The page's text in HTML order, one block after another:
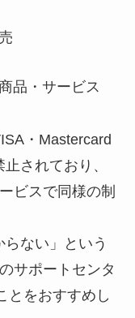
品・サービス
・Mastercard
されており、
ビスで同様の制
らない」という
サポートセンタ
とをおすすめし